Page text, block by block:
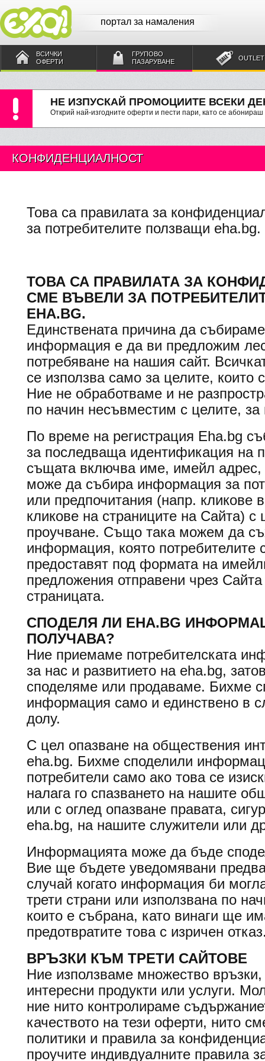
портал за намаления
ВСИЧКИ
ОФЕРТИ
ГРУПОВО
ПАЗАРУВАНЕ
OUTLET
НЕ ИЗПУСКАЙ ПРОМОЦИИТЕ ВСЕКИ
Открий най-изгодните оферти и пести пари, като се
КОНФИДЕНЦИАЛНОСТ
Това са правилата за
за потребителите ползващи eha.bg.
ТОВА СА ПРАВИЛАТА ЗА
СМЕ ВЪВЕЛИ ЗА
EHA.BG.
Единствената причина да
информация е да ви предложим
потребяване на нашия сайт.
се използва само за целите, които
Ние не обработваме и не
по начин несъвместим с целите, за
По време на регистрация Eha.bg
за последваща идентификация на
същата включва име, имейл
може да събира информация за
или предпочитания (напр.
кликове на страниците на Сайта)
проучване. Също така можем да
информация, която потребителите
предоставят под формата на
предложения отправени чрез
страницата.
СПОДЕЛЯ ЛИ EHA.BG
ПОЛУЧАВА?
Ние приемаме потребителската
за нас и развитието на eha.bg,
споделяме или продаваме. Бихме
информация само и единствено в
долу.
С цел опазване на обществения
eha.bg. Бихме споделили
потребители само ако това се
налага го спазването на нашите
или с оглед опазване правата,
eha.bg, на нашите служители или
Информацията може да бъде
Вие ще бъдете уведомявани
случай когато информация би
трети страни или използвана по
които е събрана, като винаги ще
предотвратите това с изричен
ВРЪЗКИ КЪМ ТРЕТИ САЙТОВЕ
Ние използваме множество
интересни продукти или услуги.
ние нито контролираме
качеството на тези оферти, нито
политики и правила за
проучите индивдуалните правила